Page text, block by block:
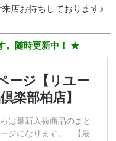
店お待ちしております♪
。随時更新中！ ★